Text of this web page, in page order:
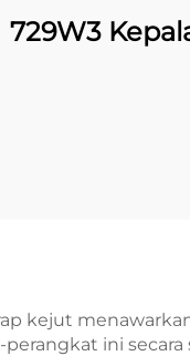
729W3
kejut
ini